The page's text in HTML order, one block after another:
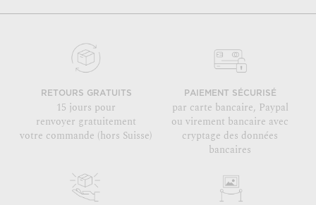
RETOURS GRATUITS
15 jours pour
renvoyer gratuitement
votre commande (hors Suisse)
PAIEMENT SÉCURISÉ
par carte bancaire, Paypal
ou virement bancaire avec
cryptage des données
bancaires